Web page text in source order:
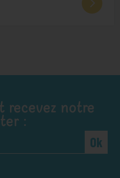
recevez notre
:
Ok